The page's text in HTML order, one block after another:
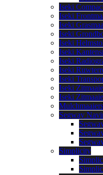
Iseki
Iseki
Iseki
Iseki
Iseki
Iseki
Iseki
Iseki
Iseki
Iseki
Iseki
Mulchmaaiers
Segway
Simplicity